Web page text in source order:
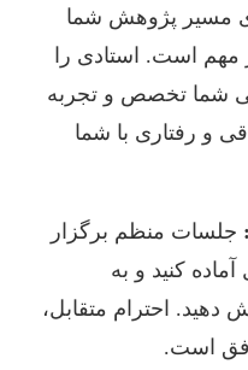
مسیر پژوهش شما
مهم است. استادی را
شما تخصص و تجربه
و رفتاری با شما
جلسات منظم برگزار
کنید و به
دهید. احترام متقابل،
است.